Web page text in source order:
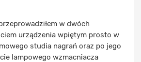
w dwóch
urządzenia wpiętym prosto w
studia nagrań oraz po jego
lampowego wzmacniacza